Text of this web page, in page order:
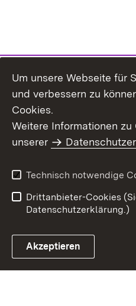
Benutzungshinweise
Um unsere Webseite für
und verbessern zu
Cookies.
Weitere Informationen
unserer
Technisch notwendige
Drittanbieter-Cookies
Datenschutzerklärung.)
Akzeptieren